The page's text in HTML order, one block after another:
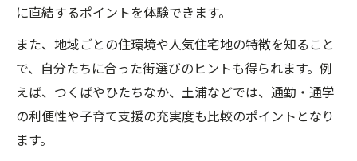
に直結するポイントを体験できます。
また、地域ごとの住環境や人気住宅地の特徴を知ること
で、自分たちに合った街選びのヒントも得られます。例
えば、つくばやひたちなか、土浦などでは、通勤・通学
の利便性や子育て支援の充実度も比較のポイントとなり
ます。